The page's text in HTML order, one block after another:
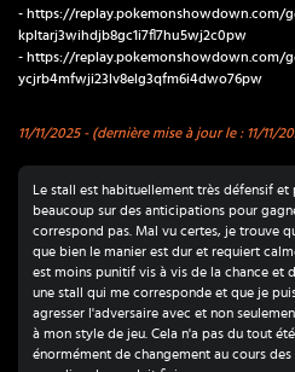
- https://replay.pokemonshowdown.com/
kpltarj3wihdjb8gc1i7fl7hu5wj2c0pw
- https://replay.pokemonshowdown.com/
ycjrb4mfwji23lv8elg3qfm6i4dwo76pw
11/11/2025 - (dernière mise à jour le : 11/11/
Le stall est habituellement très défensif
beaucoup sur des anticipations pour
correspond pas. Mal vu certes, je trouve
que bien le manier est dur et requiert
est moins punitif vis à vis de la chance et
une stall qui me corresponde et que je
agresser l'adversaire avec et non
à mon style de jeu. Cela n'a pas du tout
énormément de changement au cours